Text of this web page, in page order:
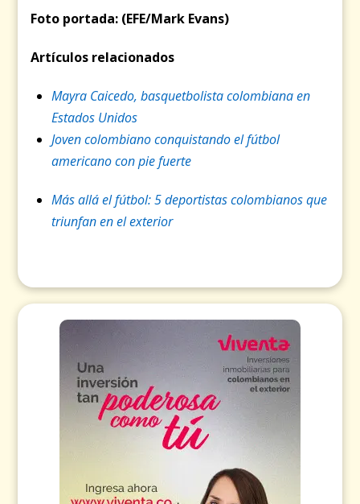
Foto portada: (EFE/Mark Evans)
Artículos relacionados
Mayra Caicedo, basquetbolista colombiana en
Estados Unidos
Joven colombiano conquistando el fútbol
americano con pie fuerte
Más allá el fútbol: 5 deportistas colombianos que
triunfan en el exterior